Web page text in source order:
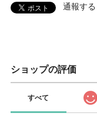
通報する
ショップの評価
すべて